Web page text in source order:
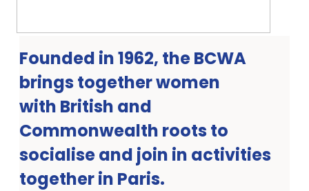
Founded in 1962, the BCWA
brings together women
with British and
Commonwealth roots to
socialise and join in activities
together in Paris.